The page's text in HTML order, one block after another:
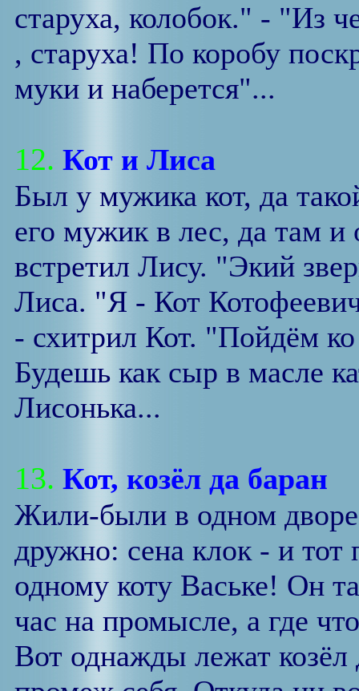
старуха, колобок." - "Из
, старуха! По коробу
муки и наберется"...
12. Кот и Лиса
Был у мужика кот, да
его мужик в лес, да там и
встретил Лису. "Экий
Лиса. "Я - Кот
- схитрил Кот. "Пойдём
Будешь как сыр в масле
Лисонька...
13. Кот, козёл да баран
Жили-были в одном
дружно: сена клок - и
одному коту Ваське! Он
час на промысле, а где
Вот однажды лежат козёл